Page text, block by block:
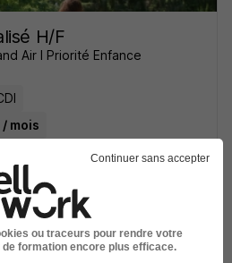
H/F
Air I Priorité Enfance
mois
Continuer sans accepter
ou traceurs pour rendre votre
de formation encore plus efficace.